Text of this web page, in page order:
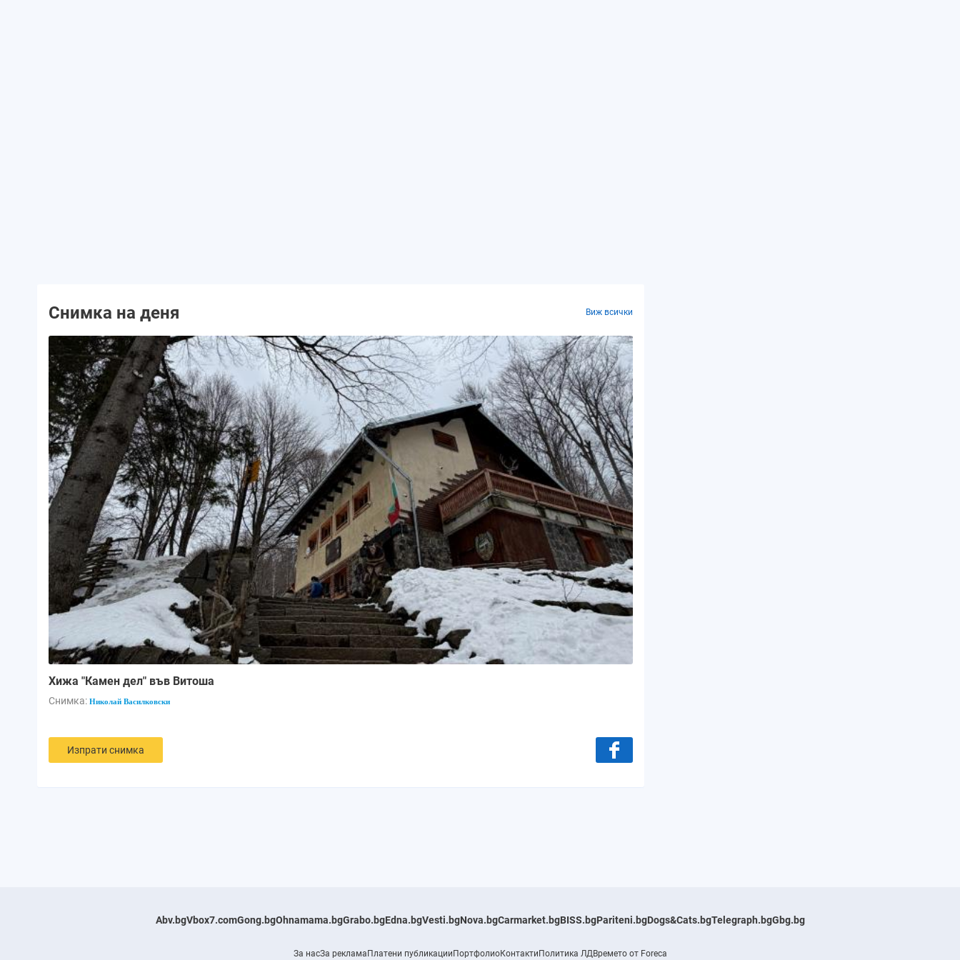
Снимка на деня Виж всички
Хижа "Камен дел" във Витоша
Снимка: Николай Василковски
Изпрати снимка
Abv.bgVbox7.comGong.bgOhnamama.bgGrabo.bgEdna.bgVesti.bgNova.bgCarmarket.bgBISS.bgPariteni.bgDogs&Cats.bgTelegraph.bgGbg.bg
За насЗа рекламаПлатени публикацииПортфолиоКонтактиПолитика ЛДВремето от Foreca